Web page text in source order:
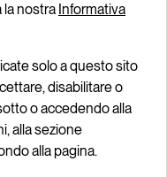
la nostra Informativa
solo a questo sito
disabilitare o
o accedendo alla
alla sezione
alla pagina.